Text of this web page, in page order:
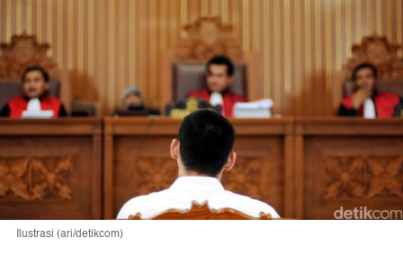
Ilustrasi (ari/detikcom)